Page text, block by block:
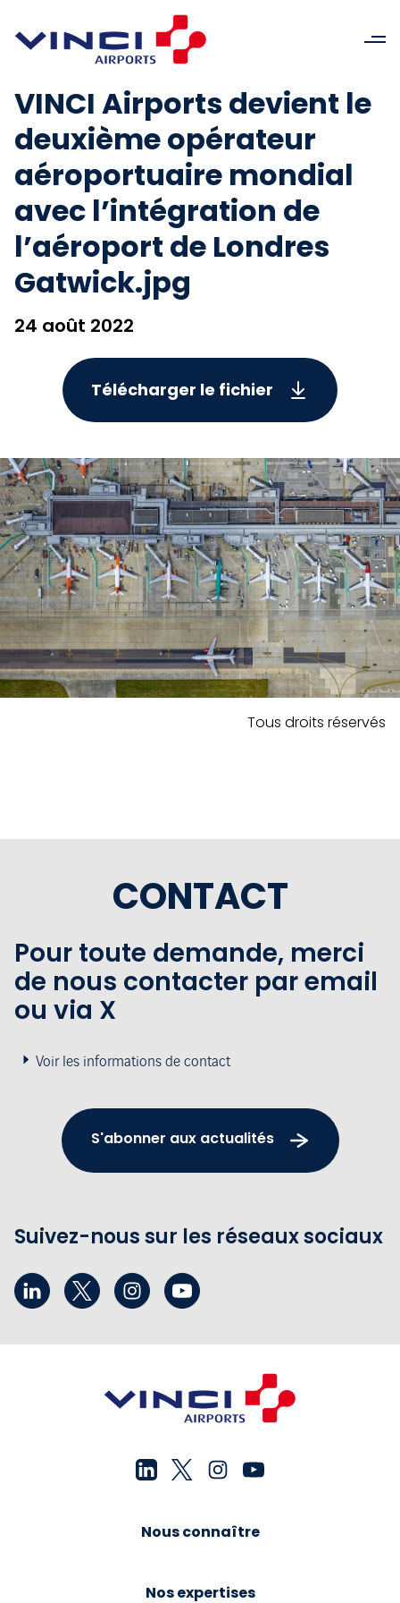
VINCI Airports devient le
deuxième opérateur
aéroportuaire mondial
avec l’intégration de
l’aéroport de Londres
Gatwick.jpg
24 août 2022
Télécharger le fichier
Tous droits réservés
CONTACT
Pour toute demande, merci
de nous contacter par email
ou via X
Voir les informations de contact
S'abonner aux actualités
Suivez-nous sur les réseaux sociaux
Nous connaître
Nos expertises